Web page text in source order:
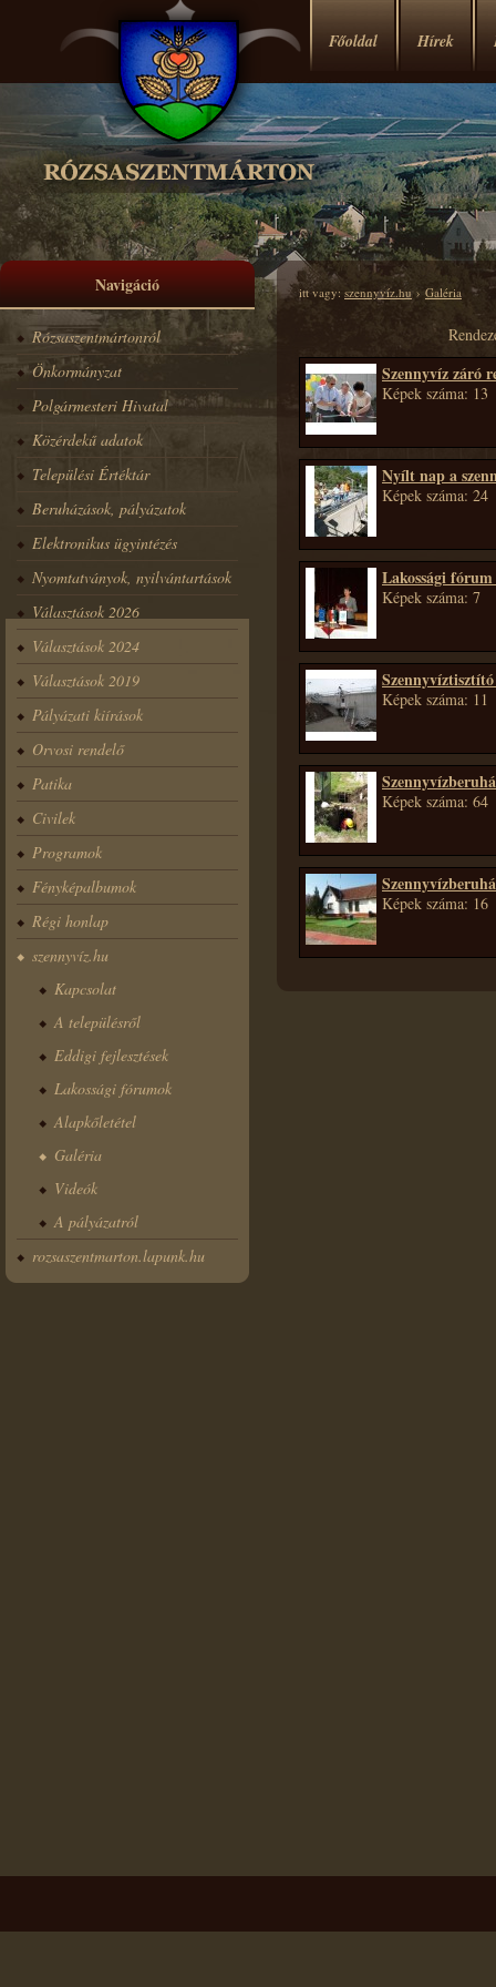
Főoldal Hírek
Navigáció
Rózsaszentmártonról
Önkormányzat
Polgármesteri Hivatal
Közérdekű adatok
Települési Értéktár
Beruházások, pályázatok
Elektronikus ügyintézés
Nyomtatványok, nyilvántartások
Választások 2026
Választások 2024
Választások 2019
Pályázati kiírások
Orvosi rendelő
Patika
Civilek
Programok
Fényképalbumok
Régi honlap
szennyvíz.hu
Kapcsolat
A településről
Eddigi fejlesztések
Lakossági fórumok
Alapkőletétel
Galéria
Videók
A pályázatról
rozsaszentmarton.lapunk.hu
itt vagy: szennyvíz.hu› Galéria
Szennyvíz záró
Képek száma: 13
Nyílt nap a
Képek száma: 24
Lakossági
Képek száma: 7
Képek száma: 11
Képek száma: 64
Képek száma: 16